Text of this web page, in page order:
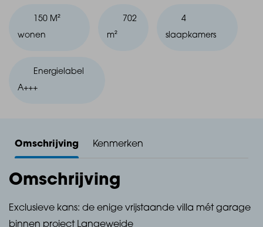
150 M²
wonen
702
m²
4
slaapkamers
Energielabel
A+++
Omschrijving Kenmerken
Omschrijving
Exclusieve kans: de enige vrijstaande villa mét garage
binnen project Langeweide